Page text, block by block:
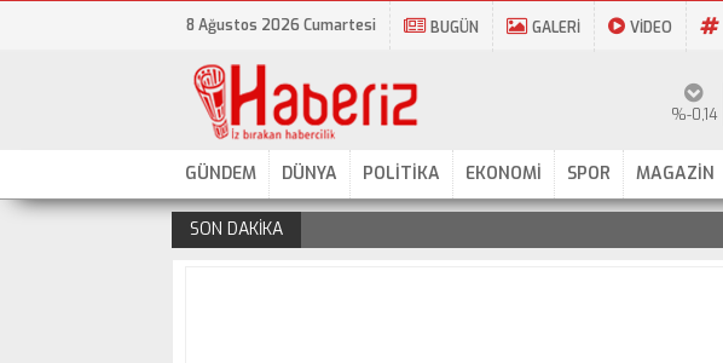
8 Ağustos 2026 Cumartesi BUGÜN GALERİ VİDEO
%-0,14
GÜNDEM DÜNYA POLİTİKA EKONOMİ SPOR MAGAZİN
SON DAKİKA